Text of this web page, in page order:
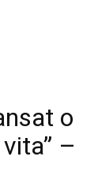
o
–